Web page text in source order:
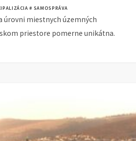
# SAMOSPRÁVA
úrovni miestnych územných
priestore pomerne unikátna.